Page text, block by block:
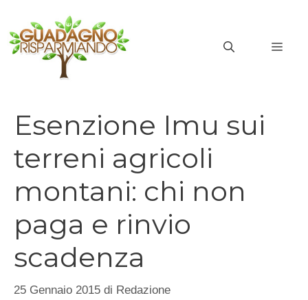
contenuto
Esenzione Imu sui
terreni agricoli
montani: chi non
paga e rinvio
scadenza
25 Gennaio 2015 di Redazione